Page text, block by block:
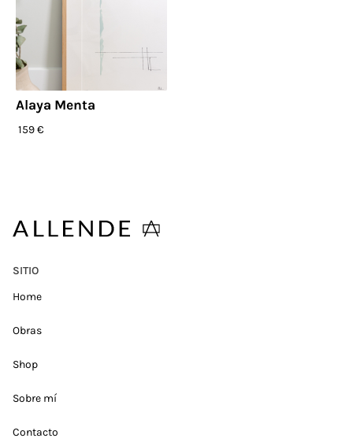
Alaya Menta
159 €
SITIO
Home
Obras
Shop
Sobre mí
Contacto